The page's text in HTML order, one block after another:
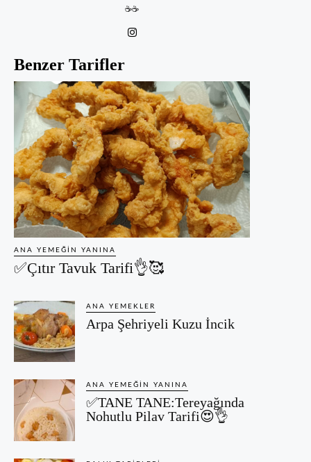
☕☕
Benzer Tarifler
ANA YEMEĞIN YANINA
✅Çıtır Tavuk Tarifi👌🥰
ANA YEMEKLER
Arpa Şehriyeli Kuzu İncik
ANA YEMEĞIN YANINA
✅TANE TANE:Tereyağında
Nohutlu Pilav Tarifi😍👌